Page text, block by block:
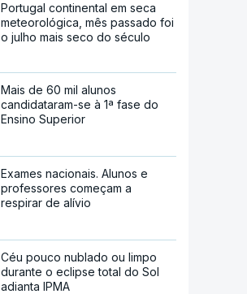
Portugal continental em seca
meteorológica, mês passado foi
o julho mais seco do século
Mais de 60 mil alunos
candidataram-se à 1ª fase do
Ensino Superior
Exames nacionais. Alunos e
professores começam a
respirar de alívio
Céu pouco nublado ou limpo
durante o eclipse total do Sol
adianta IPMA